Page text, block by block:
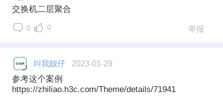
交换机二层聚合
0 0 举报
叫我靓仔 2023-01-29
参考这个案例
https://zhiliao.h3c.com/Theme/details/71941